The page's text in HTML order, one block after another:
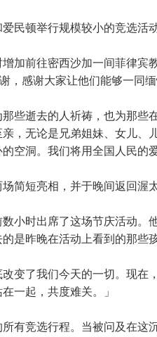
民顿举行规模较小的竞选活动
加前往密西沙加一间菲律宾
，感谢大家让他们能够一同缅
些逝去的人祈祷，也为那些
，无论是兄弟姐妹、女儿、
空洞。我们将用全国人民的
简短亮相，并于晚间返回渥
小时出席了这场节庆活动。
是昨晚在活动上看到的那些孩
变了我们今天的一切。现在
一起，共度难关。」
有竞选行程。当被问及在这